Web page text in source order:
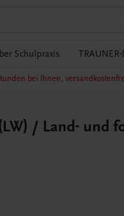
Schulpraxis
bei Ihnen,
/ Land- und